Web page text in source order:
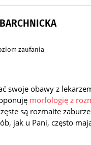
zaufania
swoje obawy z
morfologię z
są rozmaite
jak u Pani, często